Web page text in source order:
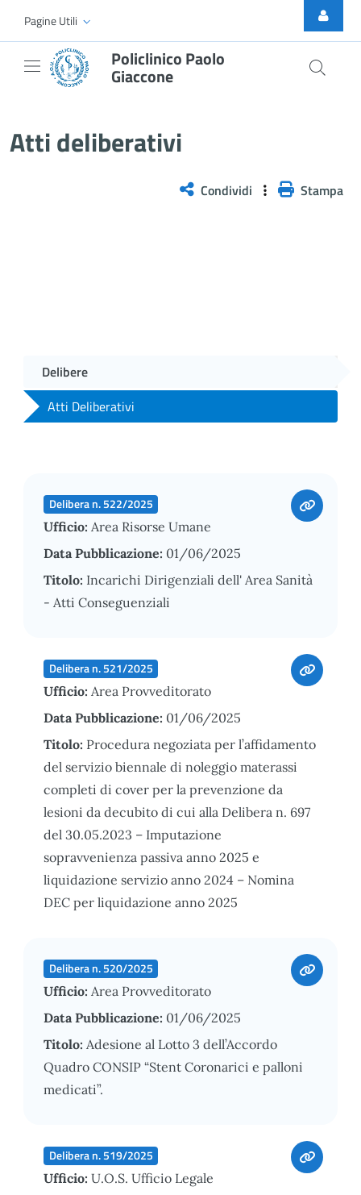
Skip to Main Content
Pagine Utili
Policlinico Paolo
Giaccone
Atti deliberativi
Condividi Stampa
Delibere
Atti Deliberativi
Delibera n. 522/2025
Ufficio: Area Risorse Umane
Data Pubblicazione: 01/06/2025
Titolo: Incarichi Dirigenziali dell' Area Sanità
- Atti Conseguenziali
Delibera n. 521/2025
Ufficio: Area Provveditorato
Data Pubblicazione: 01/06/2025
Titolo: Procedura negoziata per l’affidamento
del servizio biennale di noleggio materassi
completi di cover per la prevenzione da
lesioni da decubito di cui alla Delibera n. 697
del 30.05.2023 – Imputazione
sopravvenienza passiva anno 2025 e
liquidazione servizio anno 2024 – Nomina
DEC per liquidazione anno 2025
Delibera n. 520/2025
Ufficio: Area Provveditorato
Data Pubblicazione: 01/06/2025
Titolo: Adesione al Lotto 3 dell’Accordo
Quadro CONSIP “Stent Coronarici e palloni
medicati”.
Delibera n. 519/2025
Ufficio: U.O.S. Ufficio Legale